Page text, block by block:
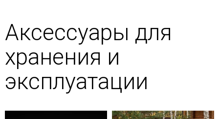
Аксессуары для
хранения и
эксплуатации